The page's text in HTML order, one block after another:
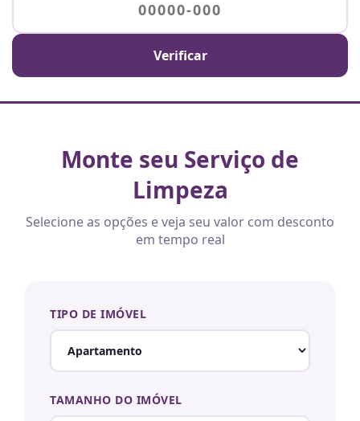
Verificar
Monte seu Serviço de
Limpeza
Selecione as opções e veja seu valor com desconto
em tempo real
TIPO DE IMÓVEL
TAMANHO DO IMÓVEL